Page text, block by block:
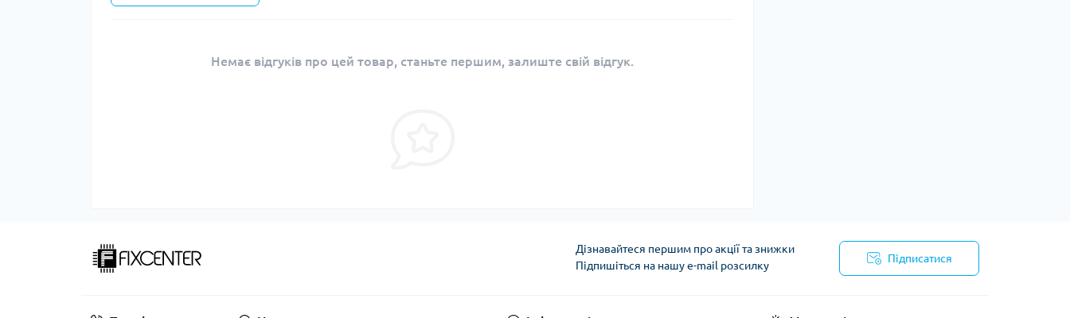
Немає відгуків про цей товар, станьте першим, залиште свій відгук.
Дізнавайтеся першим про акції та знижки
Підпишіться на нашу e-mail розсилку
Підписатися